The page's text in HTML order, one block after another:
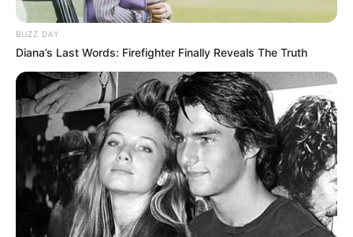
BUZZ DAY
Diana’s Last Words: Firefighter Finally Reveals The Truth